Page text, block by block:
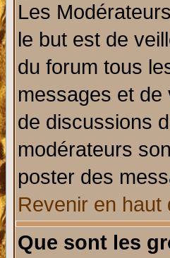
Les
le but est de
du forum tous
messages et de
de discussions
modérateurs
poster des
Revenir en haut
Que sont les